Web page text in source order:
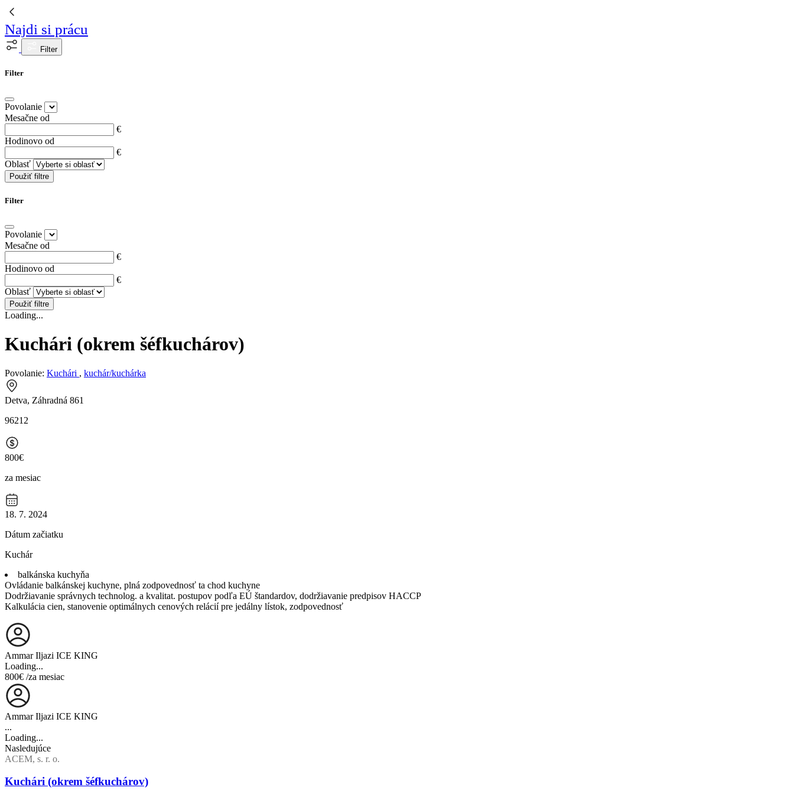
Najdi si prácu
Filter
Filter
Povolanie
Mesačne od
€
Hodinovo od
€
Oblasť
Použiť filtre
Filter
Povolanie
Mesačne od
€
Hodinovo od
€
Oblasť
Použiť filtre
Loading...
Kuchári (okrem šéfkuchárov)
Povolanie: Kuchári , kuchár/kuchárka
Detva, Záhradná 861
96212
800€
za mesiac
18. 7. 2024
Dátum začiatku
Kuchár
balkánska kuchyňa
Ovládanie balkánskej kuchyne, plná zodpovednosť ta chod kuchyne
Dodržiavanie správnych technolog. a kvalitat. postupov podľa EÚ štandardov, dodržiavanie predpisov HACCP
Kalkulácia cien, stanovenie optimálnych cenových relácií pre jedálny lístok, zodpovednosť
Ammar Iljazi ICE KING
Loading...
800€ /za mesiac
Ammar Iljazi ICE KING
...
Loading...
Nasledujúce
ACEM, s. r. o.
Kuchári (okrem šéfkuchárov)